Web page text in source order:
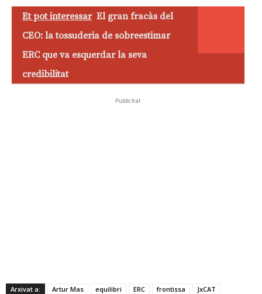
Et pot interessar El gran fracàs del
CEO: la tossuderia de sobreestimar
ERC que va esquerdar la seva
credibilitat
Publicitat
Arxivat a: Artur Mas equilibri ERC frontissa
JxCAT